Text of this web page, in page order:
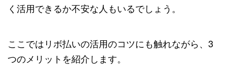
く活用できるか不安な人もいるでしょう。
ここではリボ払いの活用のコツにも触れながら、3
つのメリットを紹介します。